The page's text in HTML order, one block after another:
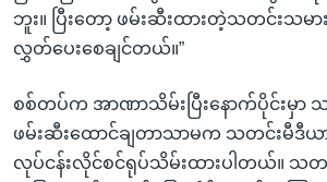
ဘူး။ ပြီးတော့ ဖမ်းဆီးထားတဲ့သတင်းသမ
လွှတ်ပေးစေချင်တယ်။”
စစ်တပ်က အာဏာသိမ်းပြီးနောက်ပိုင်းမှာ
ဖမ်းဆီးထောင်ချတာသာမက သတင်းမီဒီ
လုပ်ငန်းလိုင်စင်ရုပ်သိမ်းထားပါတယ်။ သတင်